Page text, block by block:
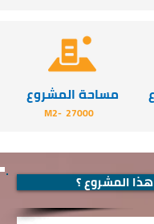
مساحة المشروع
27000
-M2
هذا المشروع ؟